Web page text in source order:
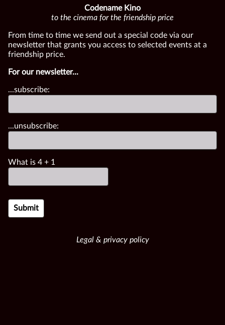
Codename Kino
to the cinema for the friendship price
From time to time we send out a special code via our
newsletter that grants you access to selected events at a
friendship price.
For our newsletter...
...subscribe:
...unsubscribe:
What is 4 + 1
Legal & privacy policy